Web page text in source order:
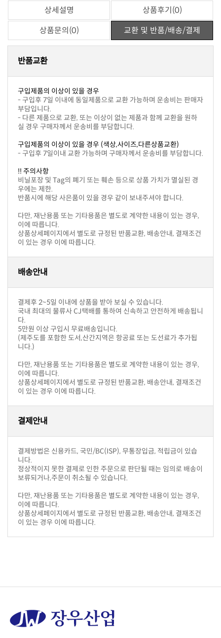
상세설명
상품후기(0)
상품문의(0)
교환 및 반품/배송/결제
반품교환
구입제품의 이상이 있을 경우
부담입니다.
실 경우 구매자께서 운송비를 부담합니다.
구입제품의 이상이 있을 경우 (색상,사이즈,다른상품교환)
- 구입후 7일이내 교환 가능하며 구매자께서 운송비를 부담합니다.
!! 주의사항
우에는 제한.
반품시에 해당 사은품이 있을 경우 같이 보내주셔야 합니다.
이에 따릅니다.
이 있는 경우 이에 따릅니다.
배송안내
결제후 2~5일 이내에 상품을 받아 보실 수 있습니다.
다.
5만원 이상 구입시 무료배송입니다.
니다.)
이에 따릅니다.
이 있는 경우 이에 따릅니다.
결제안내
니다.
보류되거나,주문이 취소될 수 있습니다.
이에 따릅니다.
이 있는 경우 이에 따릅니다.